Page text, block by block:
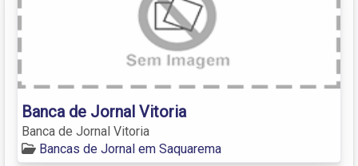
Banca de Jornal Vitoria
Banca de Jornal Vitoria
Bancas de Jornal em Saquarema